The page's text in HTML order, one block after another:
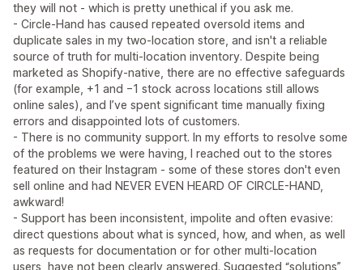
they will not - which is pretty unethical if you ask me.
- Circle‑Hand has caused repeated oversold items and
duplicate sales in my two‑location store, and isn't a reliable
source of truth for multi‑location inventory. Despite being
marketed as Shopify‑native, there are no effective safeguards
(for example, +1 and −1 stock across locations still allows
online sales), and I’ve spent significant time manually fixing
errors and disappointed lots of customers.
- There is no community support. In my efforts to resolve some
of the problems we were having, I reached out to the stores
featured on their Instagram - some of these stores don't even
sell online and had NEVER EVEN HEARD OF CIRCLE-HAND,
awkward!
- Support has been inconsistent, impolite and often evasive:
direct questions about what is synced, how, and when, as well
as requests for documentation or for other multi‑location
users, have not been clearly answered. Suggested “solutions”